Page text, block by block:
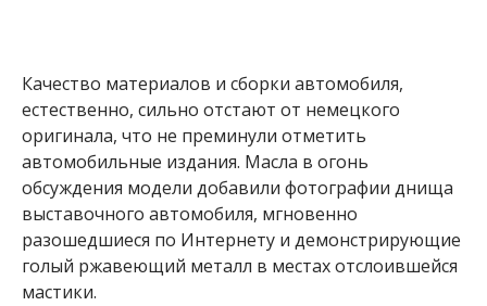
Качество материалов и сборки автомобиля,
естественно, сильно отстают от немецкого
оригинала, что не преминули отметить
автомобильные издания. Масла в огонь
обсуждения модели добавили фотографии днища
выставочного автомобиля, мгновенно
разошедшиеся по Интернету и демонстрирующие
голый ржавеющий металл в местах отслоившейся
мастики.